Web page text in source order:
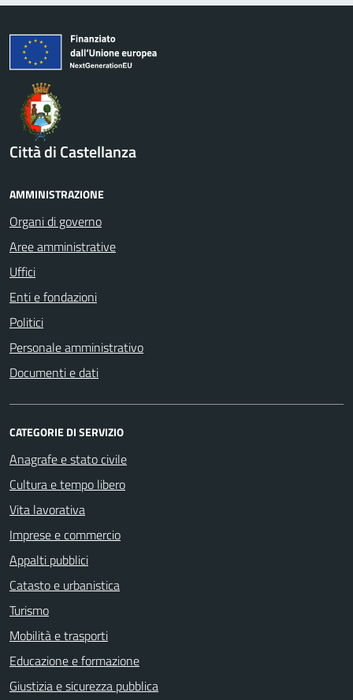
Città di Castellanza
AMMINISTRAZIONE
Organi di governo
Aree amministrative
Uffici
Enti e fondazioni
Politici
Personale amministrativo
Documenti e dati
CATEGORIE DI SERVIZIO
Anagrafe e stato civile
Cultura e tempo libero
Vita lavorativa
Imprese e commercio
Appalti pubblici
Catasto e urbanistica
Turismo
Mobilità e trasporti
Educazione e formazione
Giustizia e sicurezza pubblica